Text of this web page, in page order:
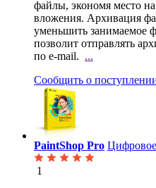
файлы, экономя место
вложения. Архивация
уменьшить занимаемое
позволит отправлять
по e-mail. ...
Сообщить о
PaintShop Pro
1